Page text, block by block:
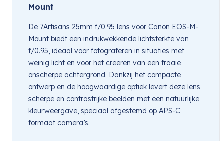
Mount
De 7Artisans 25mm f/0.95 lens voor Canon EOS-M-
Mount biedt een indrukwekkende lichtsterkte van
f/0.95, ideaal voor fotograferen in situaties met
weinig licht en voor het creëren van een fraaie
onscherpe achtergrond. Dankzij het compacte
ontwerp en de hoogwaardige optiek levert deze lens
scherpe en contrastrijke beelden met een natuurlijke
kleurweergave, speciaal afgestemd op APS-C
formaat camera’s.